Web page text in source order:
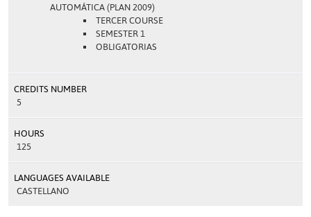
AUTOMÁTICA (PLAN 2009)
TERCER COURSE
SEMESTER 1
OBLIGATORIAS
CREDITS NUMBER
5
HOURS
125
LANGUAGES AVAILABLE
CASTELLANO